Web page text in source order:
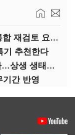
국방부, 역대 참모총장 사관학교 통합 재검토 요구에 "다양한 의견 수렴해 합리적 시스템 만들 것"
기 추천한다
"첨단전력 획득제도 패러다임 전환…상생 생태계 조성해 대체불가 K-방산 도약"
기간 반영